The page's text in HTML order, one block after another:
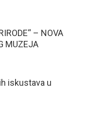
– NOVA
MUZEJA
iskustava u